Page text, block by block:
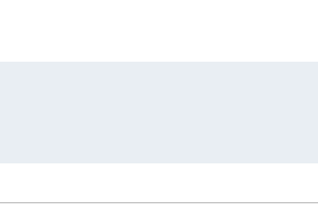
хозяйка собственности и